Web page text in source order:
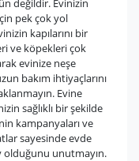
değildir. Evinizin
pek çok yol
kapılarını bir
ve köpekleri çok
evinize neşe
bakım ihtiyaçlarını
Evine
sağlıklı bir şekilde
kampanyaları ve
sayesinde evde
olduğunu unutmayın.